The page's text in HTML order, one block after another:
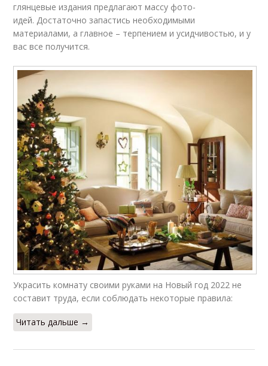
глянцевые издания предлагают массу фото-
идей. Достаточно запастись необходимыми
материалами, а главное – терпением и усидчивостью, и у
вас все получится.
Украсить комнату своими руками на Новый год 2022 не
составит труда, если соблюдать некоторые правила:
Читать дальше →